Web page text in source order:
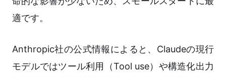
適です。
Anthropic社の公式情報によると、Claudeの現行
モデルではツール利用（Tool use）や構造化出力